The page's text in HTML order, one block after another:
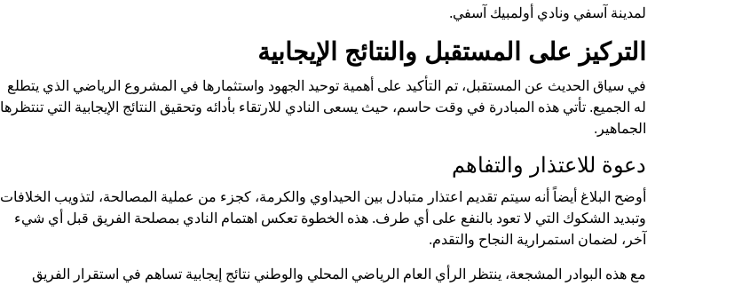
لمدينة آسفي ونادي أولمبيك آسفي.
التركيز على المستقبل والنتائج الإيجابية
في سياق الحديث عن المستقبل، تم التأكيد على أهمية توحيد الجهود واستثمارها في المشروع الرياضي الذي يتطلع
له الجميع. تأتي هذه المبادرة في وقت حاسم، حيث يسعى النادي للارتقاء بأدائه وتحقيق النتائج الإيجابية التي تنتظرها
الجماهير.
دعوة للاعتذار والتفاهم
أوضح البلاغ أيضاً أنه سيتم تقديم اعتذار متبادل بين الحيداوي والكرمة، كجزء من عملية المصالحة، لتذويب الخلافات
وتبديد الشكوك التي لا تعود بالنفع على أي طرف. هذه الخطوة تعكس اهتمام النادي بمصلحة الفريق قبل أي شيء
آخر، لضمان استمرارية النجاح والتقدم.
مع هذه البوادر المشجعة، ينتظر الرأي العام الرياضي المحلي والوطني نتائج إيجابية تساهم في استقرار الفريق